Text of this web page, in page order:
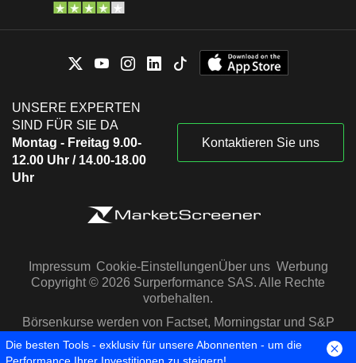
UNSERE EXPERTEN
SIND FÜR SIE DA
Montag - Freitag 9.00-
12.00 Uhr / 14.00-18.00
Uhr
Kontaktieren Sie uns
Impressum Cookie-EinstellungenÜber uns Werbung
Copyright © 2026 Surperformance SAS. Alle Rechte
vorbehalten.
Börsenkurse werden von Factset, Morningstar und S&P
Capital IQ zur Verfügung gestellt
Die besten Tools - exklusiv für unsere Abonnenten - um die